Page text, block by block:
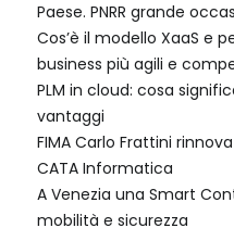
Paese. PNRR grande
Cos’è il modello XaaS e
business più agili e
PLM in cloud: cosa
vantaggi
FIMA Carlo Frattini
CATA Informatica
A Venezia una Smart
mobilità e sicurezza